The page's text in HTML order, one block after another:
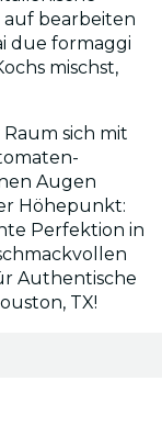
auf bearbeiten
due formaggi
mischst,
sich mit
Augen
Höhepunkt:
Perfektion in
Authentische
TX!